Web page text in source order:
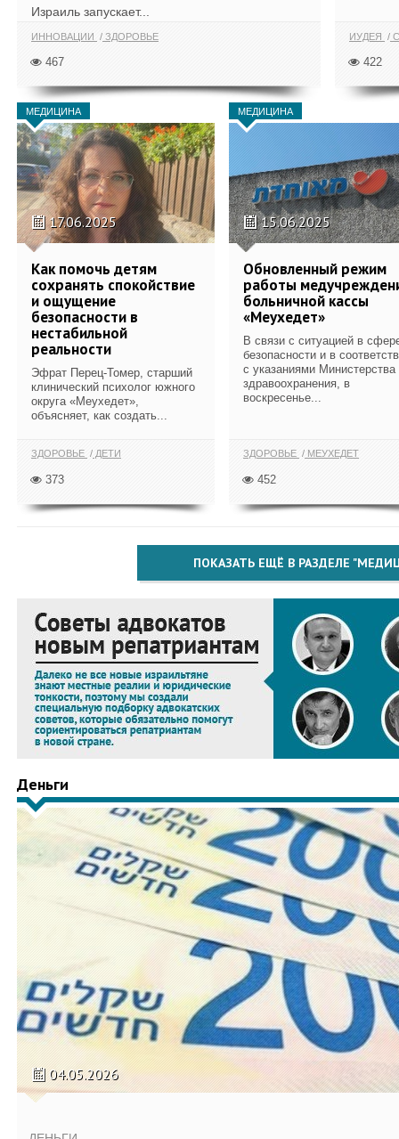
Израиль запускает...
ИННОВАЦИИ ЗДОРОВЬЕ
467
ИУДЕЯ
422
МЕДИЦИНА
17.06.2025
Как помочь детям
сохранять спокойствие
и ощущение
безопасности в
нестабильной
реальности
Эфрат Перец-Томер, старший
клинический психолог южного
округа «Меухедет»,
объясняет, как создать...
ЗДОРОВЬЕ ДЕТИ
373
МЕДИЦИНА
15.06.2025
Обновленный режим
работы
больничной кассы
«Меухедет»
В связи с ситуацией в
безопасности и в
с указаниями Министерства
здравоохранения, в
воскресенье...
ЗДОРОВЬЕ МЕУХЕДЕТ
452
ПОКАЗАТЬ ЕЩЁ В РАЗДЕЛЕ
Деньги
04.05.2026